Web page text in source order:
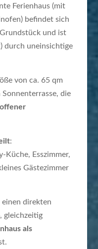
Ferienhaus (mit
befindet sich
und ist
durch uneinsichtige
von ca. 65 qm
die
:
Küche, Esszimmer,
Gästezimmer
einen direkten
gleichzeitig
als